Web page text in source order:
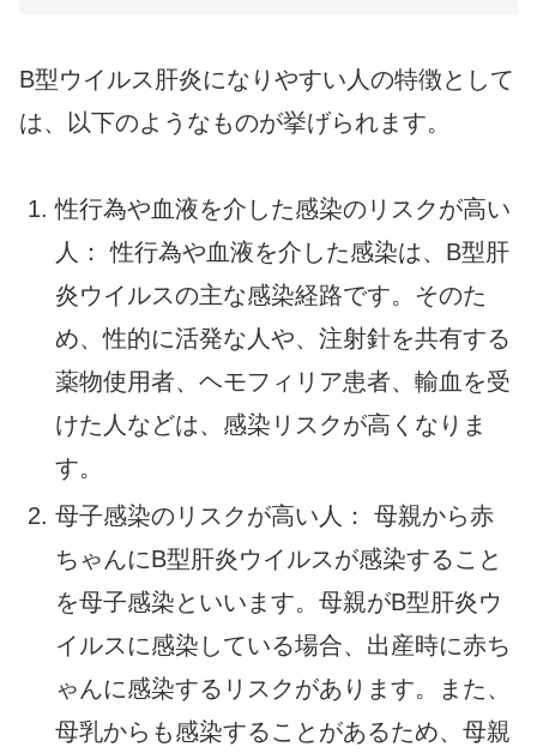
B型ウイルス肝炎になりやすい人の特徴として
は、以下のようなものが挙げられます。
性行為や血液を介した感染のリスクが高い
人： 性行為や血液を介した感染は、B型肝
炎ウイルスの主な感染経路です。そのた
め、性的に活発な人や、注射針を共有する
薬物使用者、ヘモフィリア患者、輸血を受
けた人などは、感染リスクが高くなりま
す。
母子感染のリスクが高い人： 母親から赤
ちゃんにB型肝炎ウイルスが感染すること
を母子感染といいます。母親がB型肝炎ウ
イルスに感染している場合、出産時に赤ち
ゃんに感染するリスクがあります。また、
母乳からも感染することがあるため、母親